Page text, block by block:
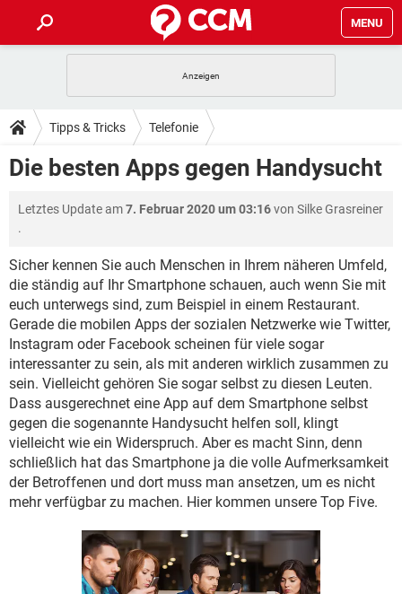
MENU
ANDROID
WINDOWS 10 INSTAGRAM
TIPPS & TRICKS
SPIELE
ANDROID IOS
WINDOWS 10 INSTAGRAM
FACEBOOK HARDWARE
DOWNLOADS
WHATSAPP TIKTOK
FACEBOOK HARDWARE
FORUM
ANDROID IOS
WINDOWS 10 INSTAGRAM
WHATSAPP TIKTOK
FACEBOOK HARDWARE
SPIELE STREAMING
ANDROID IOS
WINDOWS 10 INSTAGRAM
WHATSAPP TIKTOK
FACEBOOK HARDWARE
Tipps & Tricks Telefonie
Die besten Apps gegen Handysucht
Letztes Update am7. Februar 2020 um 03:16von Silke Grasreiner
.
Sicher kennen Sie auch Menschen in Ihrem näheren Umfeld,
die ständig auf Ihr Smartphone schauen, auch wenn Sie mit
euch unterwegs sind, zum Beispiel in einem Restaurant.
Gerade die mobilen Apps der sozialen Netzwerke wie Twitter,
Instagram oder Facebook scheinen für viele sogar
interessanter zu sein, als mit anderen wirklich zusammen zu
sein. Vielleicht gehören Sie sogar selbst zu diesen Leuten.
Dass ausgerechnet eine App auf dem Smartphone selbst
gegen die sogenannte Handysucht helfen soll, klingt
vielleicht wie ein Widerspruch. Aber es macht Sinn, denn
schließlich hat das Smartphone ja die volle Aufmerksamkeit
der Betroffenen und dort muss man ansetzen, um es nicht
mehr verfügbar zu machen. Hier kommen unsere Top Five.